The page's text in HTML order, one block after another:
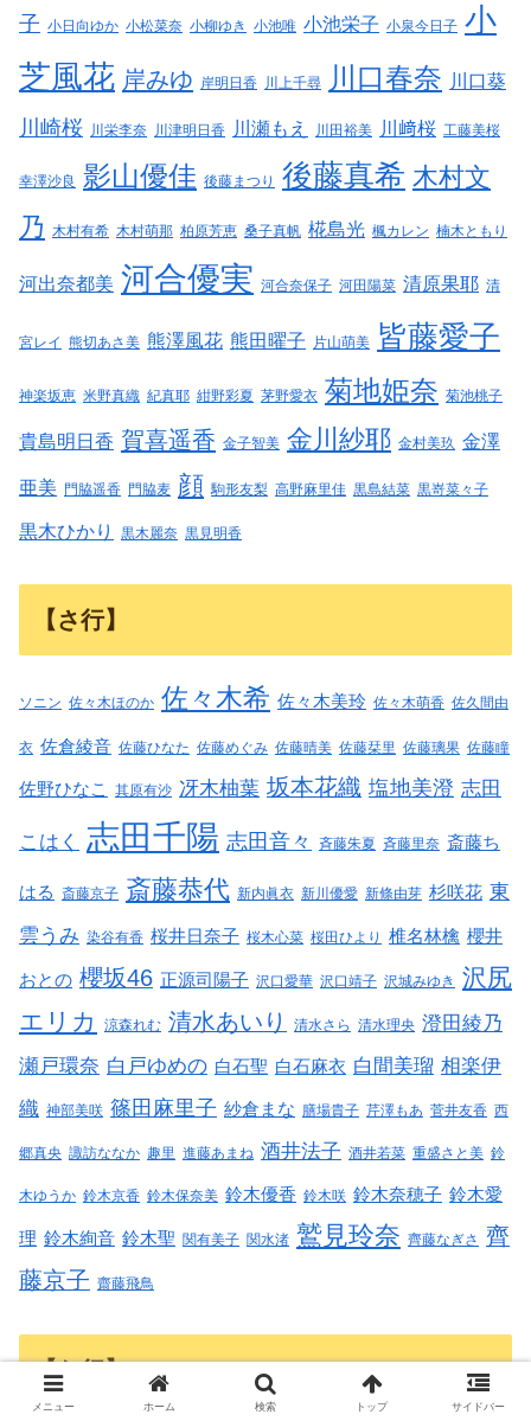
子 小日向ゆか 小松菜奈 小柳ゆき 小池唯 小池栄子 小泉今日子 小
芝風花 岸みゆ 岸明日香 川上千尋 川口春奈 川口葵
川崎桜 川栄李奈 川津明日香 川瀬もえ 川田裕美 川﨑桜 工藤美桜
幸澤沙良 影山優佳 後藤まつり 後藤真希 木村文
乃 木村有希 木村萌那 柏原芳恵 桑子真帆 椛島光 楓カレン 楠木ともり
河出奈都美 河合優実 河合奈保子 河田陽菜 清原果耶 清
宮レイ 熊切あさ美 熊澤風花 熊田曜子 片山萌美 皆藤愛子
神楽坂恵 米野真織 紀真耶 紺野彩夏 茅野愛衣 菊地姫奈 菊池桃子
貴島明日香 賀喜遥香 金子智美 金川紗耶 金村美玖 金澤
亜美 門脇遥香 門脇麦 顔 駒形友梨 高野麻里佳 黒島結菜 黒嵜菜々子
黒木ひかり 黒木麗奈 黒見明香
【さ行】
ソニン 佐々木ほのか 佐々木希 佐々木美玲 佐々木萌香 佐久間由
衣 佐倉綾音 佐藤ひなた 佐藤めぐみ 佐藤晴美 佐藤栞里 佐藤璃果 佐藤瞳
佐野ひなこ 其原有沙 冴木柚葉 坂本花織 塩地美澄 志田
こはく 志田千陽 志田音々 斉藤朱夏 斉藤里奈 斎藤ち
はる 斎藤京子 斎藤恭代 新内眞衣 新川優愛 新條由芽 杉咲花 東
雲うみ 染谷有香 桜井日奈子 桜木心菜 桜田ひより 椎名林檎 櫻井
おとの 櫻坂46 正源司陽子 沢口愛華 沢口靖子 沢城みゆき 沢尻
エリカ
涼森れむ 清水あいり 清水さら 清水理央 澄田綾乃
瀬戸環奈 白戸ゆめの 白石聖 白石麻衣 白間美瑠 相楽伊
織 神部美咲 篠田麻里子 紗倉まな 膳場貴子 芹澤もあ 菅井友香 西
郷真央 諏訪ななか 趣里 進藤あまね 酒井法子 酒井若菜 重盛さと美 鈴
木ゆうか 鈴木京香 鈴木保奈美 鈴木優香 鈴木咲 鈴木奈穂子 鈴木愛
理 鈴木絢音 鈴木聖 関有美子 関水渚 鷲見玲奈 齊藤なぎさ 齊
藤京子 齋藤飛鳥
【た行】
メニュー ホーム 検索 トップ サイドバー